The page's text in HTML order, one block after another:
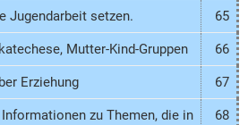
Jugendarbeit setzen. 65
Mutter-Kind-Gruppen 66
Erziehung 67
zu Themen, die in
68